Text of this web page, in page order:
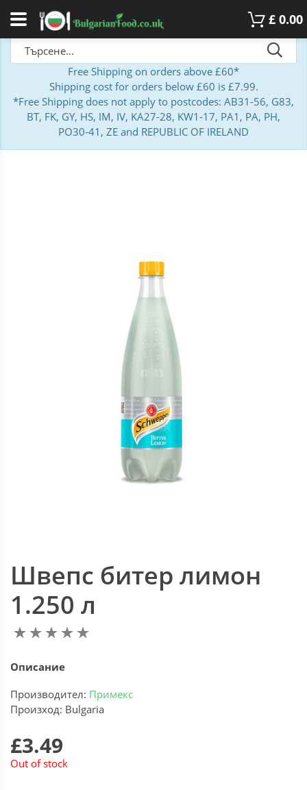
£ 0.00
Free Shipping on orders above £60*
Shipping cost for orders below £60 is £7.99.
*Free Shipping does not apply to postcodes: AB31-56, G83,
BT, FK, GY, HS, IM, IV, KA27-28, KW1-17, PA1, PA, PH,
PO30-41, ZE and REPUBLIC OF IRELAND
Швепс битер лимон
1.250 л
Описание
Производител: Примекс
Произход: Bulgaria
£3.49
Out of stock